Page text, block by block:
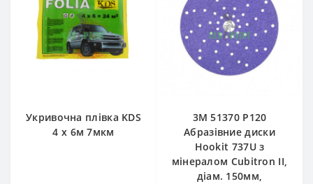
Укривочна плівка KDS
4 х 6м 7мкм
3М 51370 P120
Абразівние диски
Hookit 737U з
мінералом Cubitron II,
діам. 150мм,